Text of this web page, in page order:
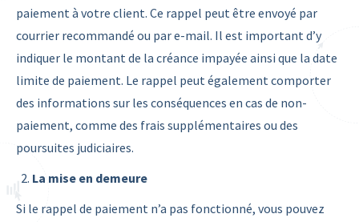
paiement à votre client. Ce rappel peut être envoyé par
courrier recommandé ou par e-mail. Il est important d’y
indiquer le montant de la créance impayée ainsi que la date
limite de paiement. Le rappel peut également comporter
des informations sur les conséquences en cas de non-
paiement, comme des frais supplémentaires ou des
poursuites judiciaires.
La mise en demeure
Si le rappel de paiement n’a pas fonctionné, vous pouvez